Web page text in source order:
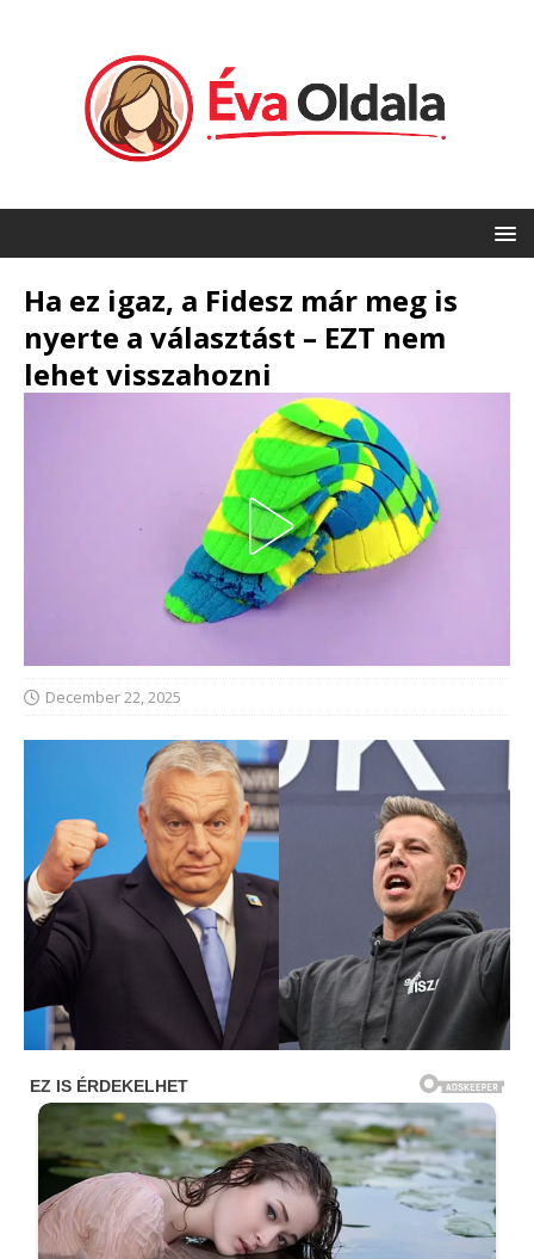
Ha ez igaz, a Fidesz már meg is
nyerte a választást – EZT nem
lehet visszahozni
December 22, 2025